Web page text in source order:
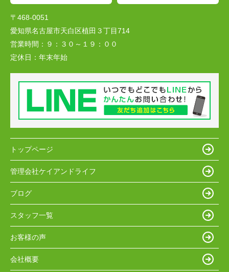
〒468-0051
愛知県名古屋市天白区植田３丁目714
営業時間： ９：３０～１９：００
定休日： 年末年始
トップページ
管理会社ケイアンドライフ
ブログ
スタッフ一覧
お客様の声
会社概要